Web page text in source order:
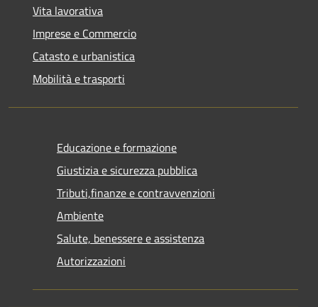
Vita lavorativa
Imprese e Commercio
Catasto e urbanistica
Mobilità e trasporti
Educazione e formazione
Giustizia e sicurezza pubblica
Tributi,finanze e contravvenzioni
Ambiente
Salute, benessere e assistenza
Autorizzazioni